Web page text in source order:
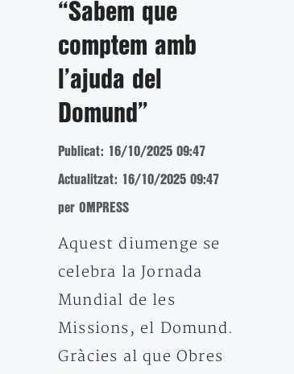
“Sabem que
comptem amb
l’ajuda del
Domund”
Publicat: 16/10/2025 09:47
Actualitzat: 16/10/2025 09:47
per OMPRESS
Aquest diumenge se
celebra la Jornada
Mundial de les
Missions, el Domund.
Gràcies al que Obres